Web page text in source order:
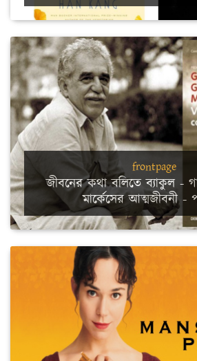
frontpage
জীবনের কথা বলিতে ব্যাকুল -
মার্কেসের আত্মজীবনী -